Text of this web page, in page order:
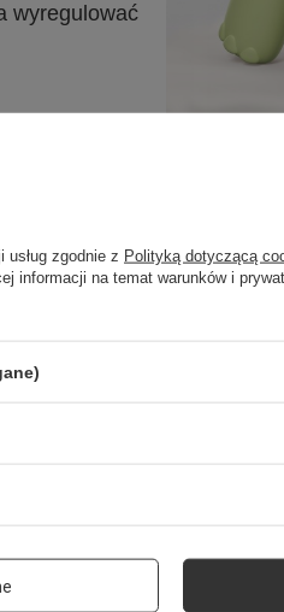
wyregulować
Szukasz
nie tylko
nie męczy
przytulnej
zgodnie z Polityką dotyczącą
informacji na temat warunków i